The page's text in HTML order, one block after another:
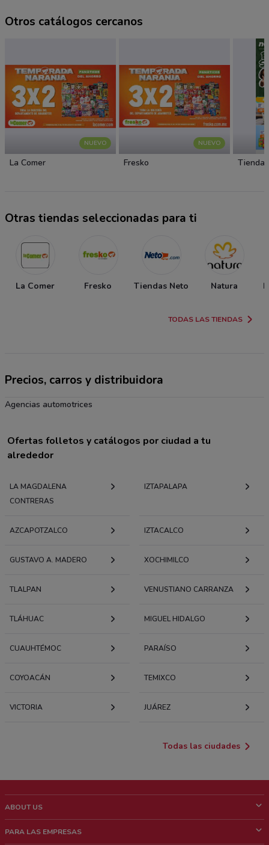
Otros catálogos cercanos
NUEVO
La Comer
NUEVO
Fresko
Otras tiendas seleccionadas para ti
La Comer Fresko Tiendas Neto Natura
TODAS LAS TIENDAS
Precios, carros y distribuidora
Agencias automotrices
Ofertas folletos y catálogos por ciudad a tu
alrededor
LA MAGDALENA
CONTRERAS
IZTAPALAPA
AZCAPOTZALCO IZTACALCO
GUSTAVO A. MADERO XOCHIMILCO
TLALPAN VENUSTIANO CARRANZA
TLÁHUAC MIGUEL HIDALGO
CUAUHTÉMOC PARAÍSO
COYOACÁN TEMIXCO
VICTORIA JUÁREZ
Todas las ciudades
ABOUT US
PARA LAS EMPRESAS